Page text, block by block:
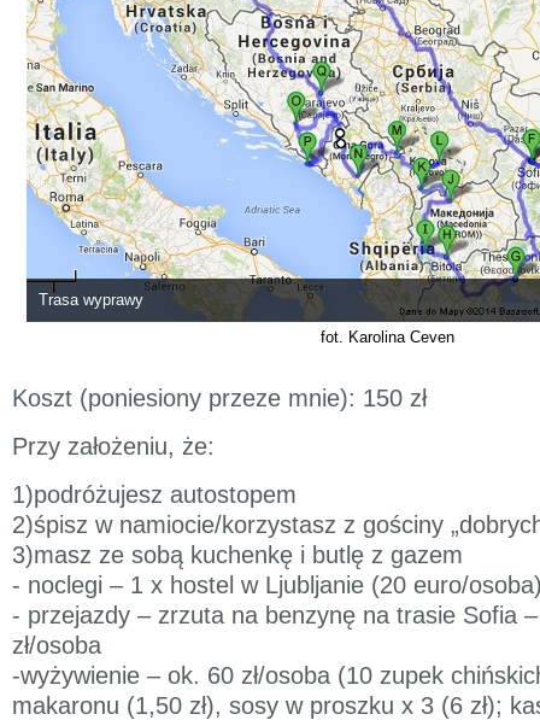
Trasa wyprawy
fot. Karolina Ceven
Koszt (poniesiony przeze mnie): 150 zł
Przy założeniu, że:
1)podróżujesz autostopem
2)śpisz w namiocie/korzystasz z gościny
3)masz ze sobą kuchenkę i butlę z gazem
- noclegi – 1 x hostel w Ljubljanie (20 euro/
- przejazdy – zrzuta na benzynę na trasie Sofia
zł/osoba
-wyżywienie – ok. 60 zł/osoba (10 zupek
makaronu (1,50 zł), sosy w proszku x 3 (6 zł);